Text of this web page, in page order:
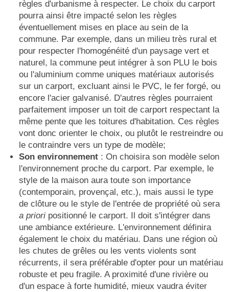
règles d'urbanisme à respecter. Le choix du carport
pourra ainsi être impacté selon les règles
éventuellement mises en place au sein de la
commune. Par exemple, dans un milieu très rural et
pour respecter l'homogénéité d'un paysage vert et
naturel, la commune peut intégrer à son PLU le bois
ou l'aluminium comme uniques matériaux autorisés
sur un carport, excluant ainsi le PVC, le fer forgé, ou
encore l'acier galvanisé. D'autres règles pourraient
parfaitement imposer un toit de carport respectant la
même pente que les toitures d'habitation. Ces règles
vont donc orienter le choix, ou plutôt le restreindre ou
le contraindre vers un type de modèle;
Son environnement: On choisira son modèle selon
l'environnement proche du carport. Par exemple, le
style de la maison aura toute son importance
(contemporain, provençal, etc.), mais aussi le type
de clôture ou le style de l'entrée de propriété où sera
a prioripositionné le carport. Il doit s'intégrer dans
une ambiance extérieure. L'environnement définira
également le choix du matériau. Dans une région où
les chutes de grêles ou les vents violents sont
récurrents, il sera préférable d'opter pour un matériau
robuste et peu fragile. A proximité d'une rivière ou
d'un espace à forte humidité, mieux vaudra éviter